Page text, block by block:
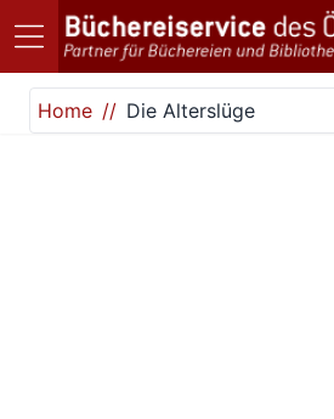
Direkt zum Inhalt
Home
Die Alterslüge